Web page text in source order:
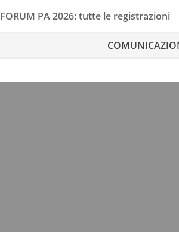
FORUM PA 2026: tutte le registrazioni